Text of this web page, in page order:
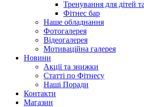
Тренування для дітей та
Фітнес бар
Наше обладнання
Фотогалерея
Відеогалерея
Мотиваційна галерея
Новини
Акції та знижки
Статті по Фітнесу
Наші Поради
Контакти
Магазин